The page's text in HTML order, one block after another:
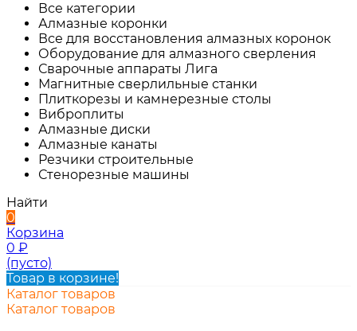
Все категории
Алмазные коронки
Все для восстановления алмазных коронок
Оборудование для алмазного сверления
Сварочные аппараты Лига
Магнитные сверлильные станки
Плиткорезы и камнерезные столы
Виброплиты
Алмазные диски
Алмазные канаты
Резчики строительные
Стенорезные машины
Найти
0
Корзина
0 ₽
(пусто)
Товар в корзине!
Каталог товаров
Каталог товаров